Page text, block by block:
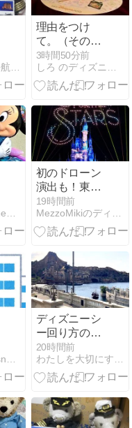
ダッフィー船長航海記
理由をつけ
て。（その１
～エッセン
ス・オブ・ス
タイリッシュ
ヌ”カンナ” と
本日の部屋 な
ど）
3時間50分前
しろ のディズニーシーに行った日だけ日記
ミキ衛門★Disney Dream Club★
初のドローン
演出も！東京
ディズニーラ
ンド「Reach
for the
Dreams」
19時間前
MezzoMikiのディズニーブログ
Imagination Disney Dream
ディズニーシ
ー回り方のコ
ツ｜子連れで
13個乗れた1
日プラン
20時間前
わたしを大切にする暮らし方